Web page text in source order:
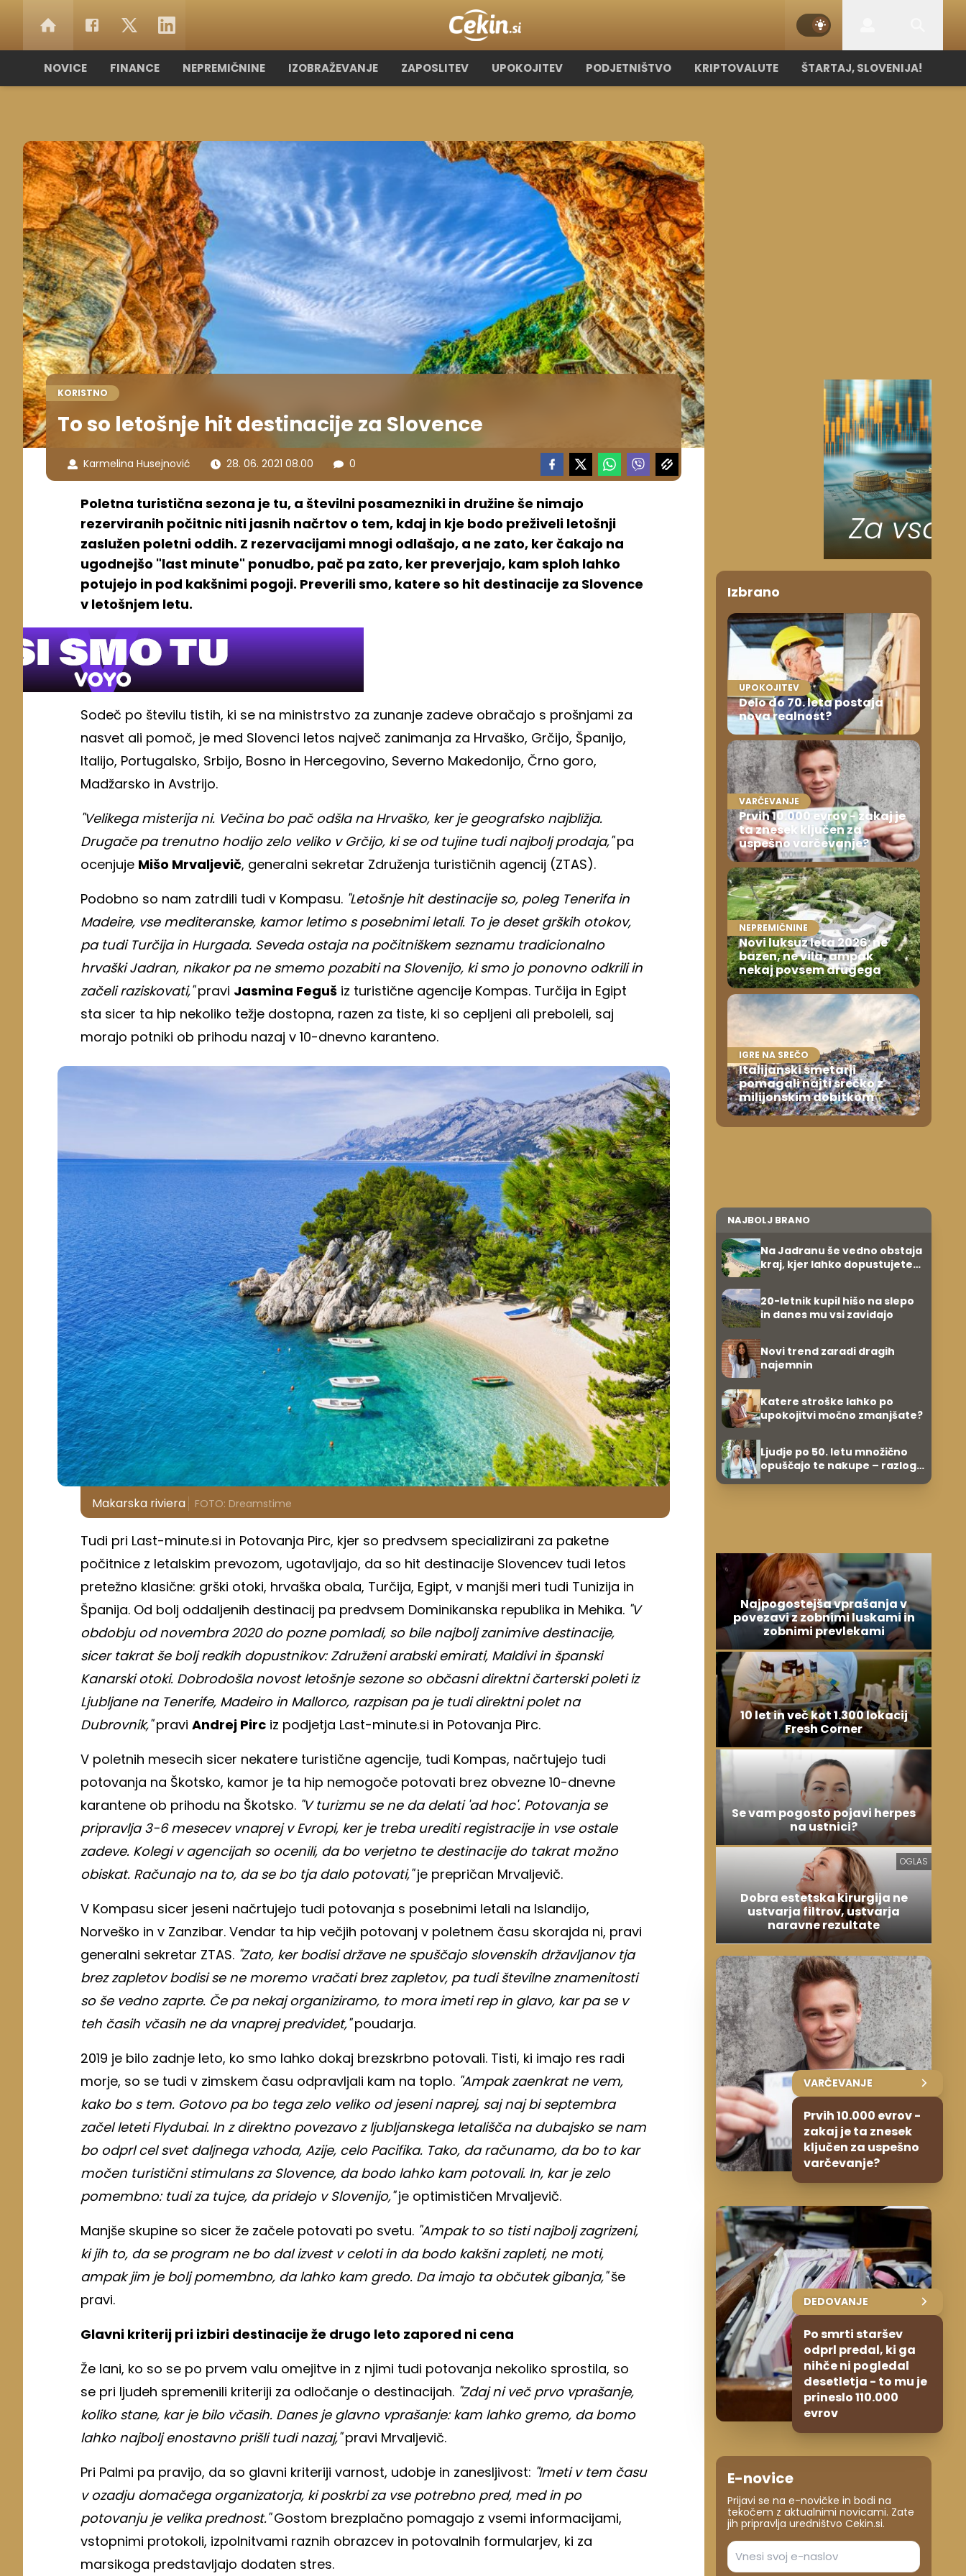
NOVICE FINANCE NEPREMIČNINE IZOBRAŽEVANJE ZAPOSLITEV UPOKOJITEV PODJETNIŠTVO KRIPTOVALUTE ŠTARTAJ, SLOVENIJA!
KORISTNO
To so letošnje hit destinacije za Slovence
Karmelina Husejnović 28. 06. 2021 08.00 0
Poletna turistična sezona je tu, a številni posamezniki in družine še nimajo
rezerviranih počitnic niti jasnih načrtov o tem, kdaj in kje bodo preživeli letošnji
zaslužen poletni oddih. Z rezervacijami mnogi odlašajo, a ne zato, ker čakajo na
ugodnejšo "last minute" ponudbo, pač pa zato, ker preverjajo, kam sploh lahko
potujejo in pod kakšnimi pogoji. Preverili smo, katere so hit destinacije za Slovence
v letošnjem letu.
Sodeč po številu tistih, ki se na ministrstvo za zunanje zadeve obračajo s prošnjami za
nasvet ali pomoč, je med Slovenci letos največ zanimanja za Hrvaško, Grčijo, Španijo,
Italijo, Portugalsko, Srbijo, Bosno in Hercegovino, Severno Makedonijo, Črno goro,
Madžarsko in Avstrijo.
"Velikega misterija ni. Večina bo pač odšla na Hrvaško, ker je geografsko najbližja.
Drugače pa trenutno hodijo zelo veliko v Grčijo, ki se od tujine tudi najbolj prodaja,"pa
ocenjuje Mišo Mrvaljevič, generalni sekretar Združenja turističnih agencij (ZTAS).
Podobno so nam zatrdili tudi v Kompasu. "Letošnje hit destinacije so, poleg Tenerifa in
Madeire, vse mediteranske, kamor letimo s posebnimi letali. To je deset grških otokov,
pa tudi Turčija in Hurgada. Seveda ostaja na počitniškem seznamu tradicionalno
hrvaški Jadran, nikakor pa ne smemo pozabiti na Slovenijo, ki smo jo ponovno odkrili in
začeli raziskovati,"pravi Jasmina Feguš iz turistične agencije Kompas. Turčija in Egipt
sta sicer ta hip nekoliko težje dostopna, razen za tiste, ki so cepljeni ali preboleli, saj
morajo potniki ob prihodu nazaj v 10-dnevno karanteno.
Makarska riviera FOTO: Dreamstime
Tudi pri Last-minute.si in Potovanja Pirc, kjer so predvsem specializirani za paketne
počitnice z letalskim prevozom, ugotavljajo, da so hit destinacije Slovencev tudi letos
pretežno klasične: grški otoki, hrvaška obala, Turčija, Egipt, v manjši meri tudi Tunizija in
Španija. Od bolj oddaljenih destinacij pa predvsem Dominikanska republika in Mehika. "V
obdobju od novembra 2020 do pozne pomladi, so bile najbolj zanimive destinacije,
sicer takrat še bolj redkih dopustnikov: Združeni arabski emirati, Maldivi in španski
Kanarski otoki. Dobrodošla novost letošnje sezone so občasni direktni čarterski poleti iz
Ljubljane na Tenerife, Madeiro in Mallorco, razpisan pa je tudi direktni polet na
Dubrovnik,"pravi Andrej Pirc iz podjetja Last-minute.si in Potovanja Pirc.
V poletnih mesecih sicer nekatere turistične agencije, tudi Kompas, načrtujejo tudi
potovanja na Škotsko, kamor je ta hip nemogoče potovati brez obvezne 10-dnevne
karantene ob prihodu na Škotsko. "V turizmu se ne da delati 'ad hoc'. Potovanja se
pripravlja 3-6 mesecev vnaprej v Evropi, ker je treba urediti registracije in vse ostale
zadeve. Kolegi v agencijah so ocenili, da bo verjetno te destinacije do takrat možno
obiskat. Računajo na to, da se bo tja dalo potovati,"je prepričan Mrvaljevič.
V Kompasu sicer jeseni načrtujejo tudi potovanja s posebnimi letali na Islandijo,
Norveško in v Zanzibar. Vendar ta hip večjih potovanj v poletnem času skorajda ni, pravi
generalni sekretar ZTAS. "Zato, ker bodisi države ne spuščajo slovenskih državljanov tja
brez zapletov bodisi se ne moremo vračati brez zapletov, pa tudi številne znamenitosti
so še vedno zaprte. Če pa nekaj organiziramo, to mora imeti rep in glavo, kar pa se v
teh časih včasih ne da vnaprej predvidet,"poudarja.
2019 je bilo zadnje leto, ko smo lahko dokaj brezskrbno potovali. Tisti, ki imajo res radi
morje, so se tudi v zimskem času odpravljali kam na toplo. "Ampak zaenkrat ne vem,
kako bo s tem. Gotovo pa bo tega zelo veliko od jeseni naprej, saj naj bi septembra
začel leteti Flydubai. In z direktno povezavo z ljubljanskega letališča na dubajsko se nam
bo odprl cel svet daljnega vzhoda, Azije, celo Pacifika. Tako, da računamo, da bo to kar
močen turistični stimulans za Slovence, da bodo lahko kam potovali. In, kar je zelo
pomembno: tudi za tujce, da pridejo v Slovenijo,"je optimističen Mrvaljevič.
Manjše skupine so sicer že začele potovati po svetu. "Ampak to so tisti najbolj zagrizeni,
ki jih to, da se program ne bo dal izvest v celoti in da bodo kakšni zapleti, ne moti,
ampak jim je bolj pomembno, da lahko kam gredo. Da imajo ta občutek gibanja,"še
pravi.
Glavni kriterij pri izbiri destinacije že drugo leto zapored ni cena
Že lani, ko so se po prvem valu omejitve in z njimi tudi potovanja nekoliko sprostila, so
se pri ljudeh spremenili kriteriji za odločanje o destinacijah. "Zdaj ni več prvo vprašanje,
koliko stane, kar je bilo včasih. Danes je glavno vprašanje: kam lahko gremo, da bomo
lahko najbolj enostavno prišli tudi nazaj,"pravi Mrvaljevič.
Pri Palmi pa pravijo, da so glavni kriteriji varnost, udobje in zanesljivost: "Imeti v tem času
v ozadju domačega organizatorja, ki poskrbi za vse potrebno pred, med in po
potovanju je velika prednost."Gostom brezplačno pomagajo z vsemi informacijami,
vstopnimi protokoli, izpolnitvami raznih obrazcev in potovalnih formularjev, ki za
marsikoga predstavljajo dodaten stres.
Izbrano
UPOKOJITEV
Delo do 70. leta postaja
nova realnost?
VARČEVANJE
Prvih 10.000 evrov - zakaj je
ta znesek ključen za
uspešno varčevanje?
NEPREMIČNINE
Novi luksuz leta 2026: ne
bazen, ne vila, ampak
nekaj povsem drugega
IGRE NA SREČO
Italijanski smetarji
pomagali najti srečko z
milijonskim dobitkom
NAJBOLJ BRANO
Na Jadranu še vedno obstaja
kraj, kjer lahko dopustujete
20-letnik kupil hišo na slepo
in danes mu vsi zavidajo
Novi trend zaradi dragih
najemnin
Katere stroške lahko po
upokojitvi močno zmanjšate?
Ljudje po 50. letu množično
opuščajo te nakupe – razlog
Najpogostejša vprašanja v
povezavi z zobnimi luskami in
zobnimi prevlekami
10 let in več kot 1.300 lokacij
Fresh Corner
Se vam pogosto pojavi herpes
na ustnici?
OGLAS
Dobra estetska kirurgija ne
ustvarja filtrov, ustvarja
naravne rezultate
VARČEVANJE
Prvih 10.000 evrov -
zakaj je ta znesek
ključen za uspešno
varčevanje?
DEDOVANJE
Po smrti staršev
odprl predal, ki ga
nihče ni pogledal
desetletja - to mu je
prineslo 110.000
evrov
E-novice
Prijavi se na e-novičke in bodi na
tekočem z aktualnimi novicami. Zate
jih pripravlja uredništvo Cekin.si.